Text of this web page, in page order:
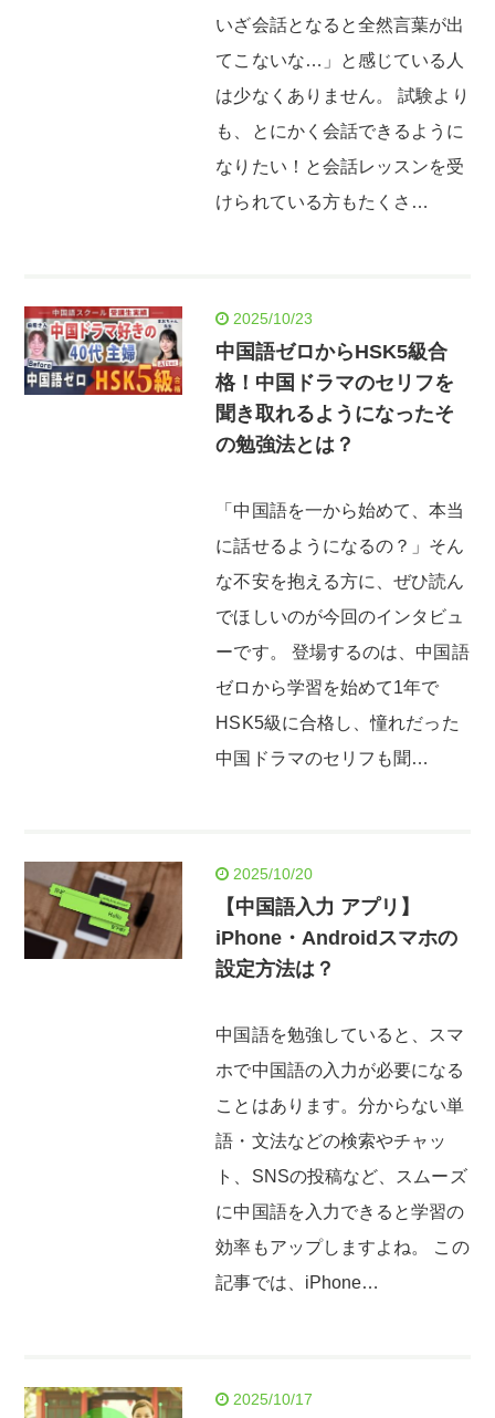
いざ会話となると全然言葉が出
てこないな…」と感じている人
は少なくありません。 試験より
も、とにかく会話できるように
なりたい！と会話レッスンを受
けられている方もたくさ…
2025/10/23
中国語ゼロからHSK5級合
格！中国ドラマのセリフを
聞き取れるようになったそ
の勉強法とは？
「中国語を一から始めて、本当
に話せるようになるの？」そん
な不安を抱える方に、ぜひ読ん
でほしいのが今回のインタビュ
ーです。 登場するのは、中国語
ゼロから学習を始めて1年で
HSK5級に合格し、憧れだった
中国ドラマのセリフも聞…
2025/10/20
【中国語入力 アプリ】
iPhone・Androidスマホの
設定方法は？
中国語を勉強していると、スマ
ホで中国語の入力が必要になる
ことはあります。分からない単
語・文法などの検索やチャッ
ト、SNSの投稿など、スムーズ
に中国語を入力できると学習の
効率もアップしますよね。 この
記事では、iPhone…
2025/10/17